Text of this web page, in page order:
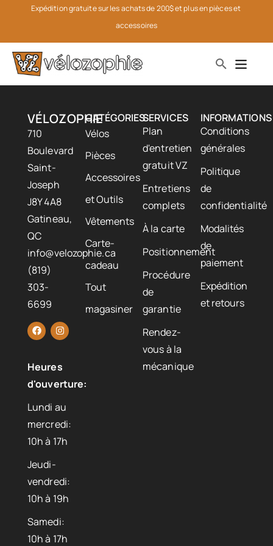
Expédition gratuite sur les achats de 200$ et plus en pièces et
accessoires
VÉLOZOPHIE
710
Boulevard
Saint-
Joseph
J8Y 4A8
Gatineau,
QC
info@velozophie.ca
(819)
303-
6699
Heures
d'ouverture:
Lundi au
mercredi:
10h à 17h
Jeudi-
vendredi:
10h à 19h
Samedi:
10h à 17h
CATÉGORIES
Vélos
Pièces
Accessoires
et Outils
Vêtements
Carte-
cadeau
Tout
magasiner
SERVICES
Plan
d'entretien
gratuit VZ
Entretiens
complets
À la carte
Positionnement
Procédure
de
garantie
Rendez-
vous à la
mécanique
INFORMATIONS
Conditions
générales
Politique
de
confidentialité
Modalités
de
paiement
Expédition
et retours